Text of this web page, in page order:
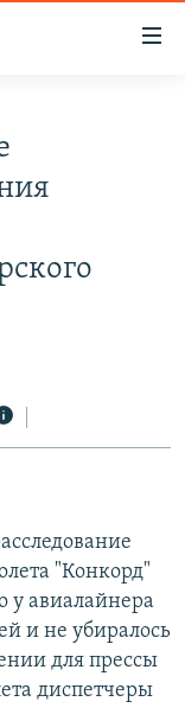
"Конкорд"
у авиалайнера
и не убиралось
для прессы
диспетчеры